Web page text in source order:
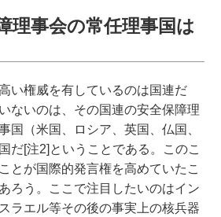
理事会の常任理事国は
い権威を有しているのは国連だ
ないのは、その国連の安全保障理
国（米国、ロシア、英国、仏国、
だ[注2]ということである。このこ
とが国際的発言権を高めていたこ
ろう。ここで注目したいのはイン
ラエル等その後の事実上の核兵器